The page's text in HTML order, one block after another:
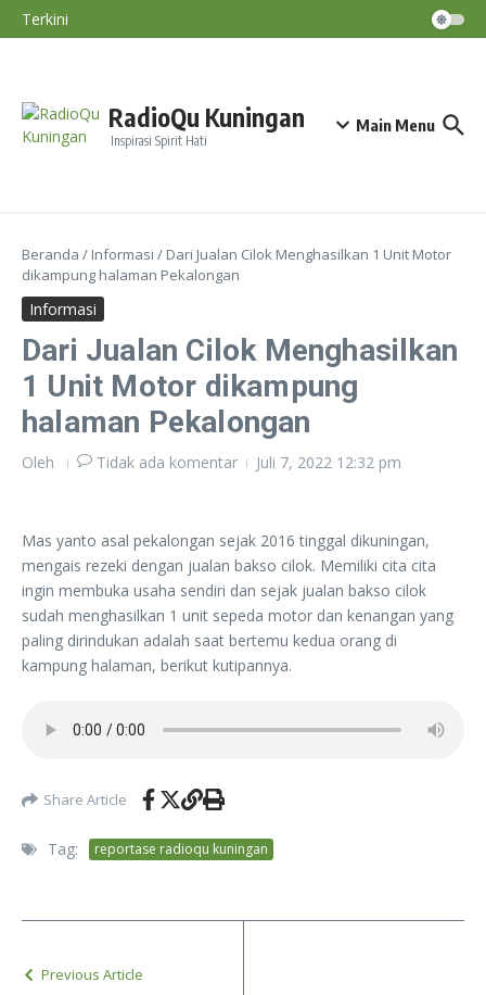
Lewati ke konten
Terkini
RadioQu Kuningan
Inspirasi Spirit Hati
Main Menu
Beranda / Informasi / Dari Jualan Cilok Menghasilkan 1 Unit Motor
dikampung halaman Pekalongan
Informasi
Dari Jualan Cilok Menghasilkan
1 Unit Motor dikampung
halaman Pekalongan
Oleh Tidak ada komentar Juli 7, 2022 12:32 pm
Mas yanto asal pekalongan sejak 2016 tinggal dikuningan,
mengais rezeki dengan jualan bakso cilok. Memiliki cita cita
ingin membuka usaha sendiri dan sejak jualan bakso cilok
sudah menghasilkan 1 unit sepeda motor dan kenangan yang
paling dirindukan adalah saat bertemu kedua orang di
kampung halaman, berikut kutipannya.
Share Article
Tag: reportase radioqu kuningan
Previous Article